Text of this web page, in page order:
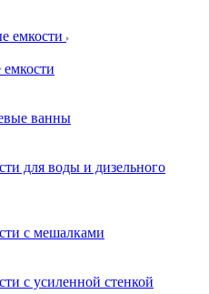
емкости
ванны
для воды и дизельного
с мешалками
с усиленной стенкой